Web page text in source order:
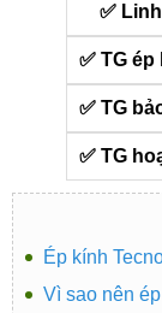
✅
✅ TG ép
✅ TG
✅ TG
Ép kính
Vì sao nên